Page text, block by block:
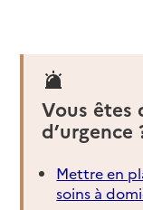
Vous êtes
d’urgence
Mettre en
soins à